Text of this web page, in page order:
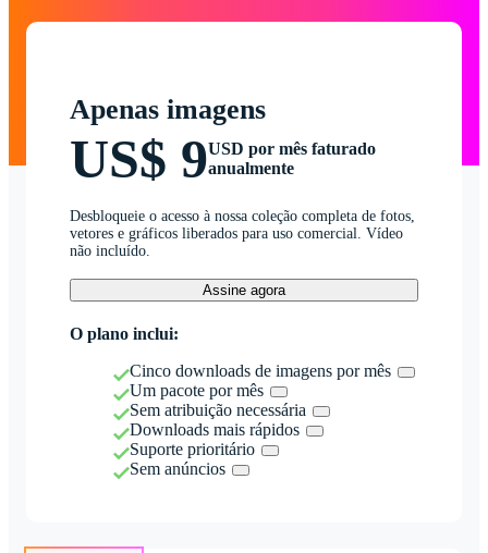
Apenas imagens
US$ 9USD por mês faturado
anualmente
Desbloqueie o acesso à nossa coleção completa de fotos,
vetores e gráficos liberados para uso comercial. Vídeo
não incluído.
Assine agora
O plano inclui:
Cinco downloads de imagens por mês
Um pacote por mês
Sem atribuição necessária
Downloads mais rápidos
Suporte prioritário
Sem anúncios